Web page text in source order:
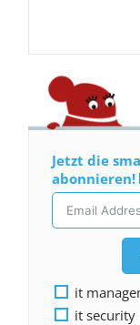
Jetzt die
abonnieren!
it
it security